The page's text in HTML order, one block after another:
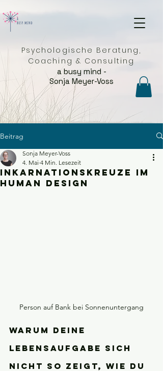
a busy mind -
Sonja Meyer-Voss
Psychologische Beratung,
Coaching & Consulting
Beitrag
Inkarnationskreuze im
Human Design
Sonja Meyer-Voss
4. Mai 4 Min. Lesezeit
Person auf Bank bei Sonnenuntergang
Warum deine
Lebensaufgabe sich
nicht so zeigt, wie du